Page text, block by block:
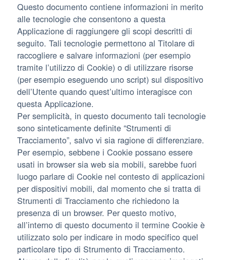
Questo documento contiene informazioni in merito
alle tecnologie che consentono a questa
Applicazione di raggiungere gli scopi descritti di
seguito. Tali tecnologie permettono al Titolare di
raccogliere e salvare informazioni (per esempio
tramite l’utilizzo di Cookie) o di utilizzare risorse
(per esempio eseguendo uno script) sul dispositivo
dell’Utente quando quest’ultimo interagisce con
questa Applicazione.
Per semplicità, in questo documento tali tecnologie
sono sinteticamente definite “Strumenti di
Tracciamento”, salvo vi sia ragione di differenziare.
Per esempio, sebbene i Cookie possano essere
usati in browser sia web sia mobili, sarebbe fuori
luogo parlare di Cookie nel contesto di applicazioni
per dispositivi mobili, dal momento che si tratta di
Strumenti di Tracciamento che richiedono la
presenza di un browser. Per questo motivo,
all’interno di questo documento il termine Cookie è
utilizzato solo per indicare in modo specifico quel
particolare tipo di Strumento di Tracciamento.